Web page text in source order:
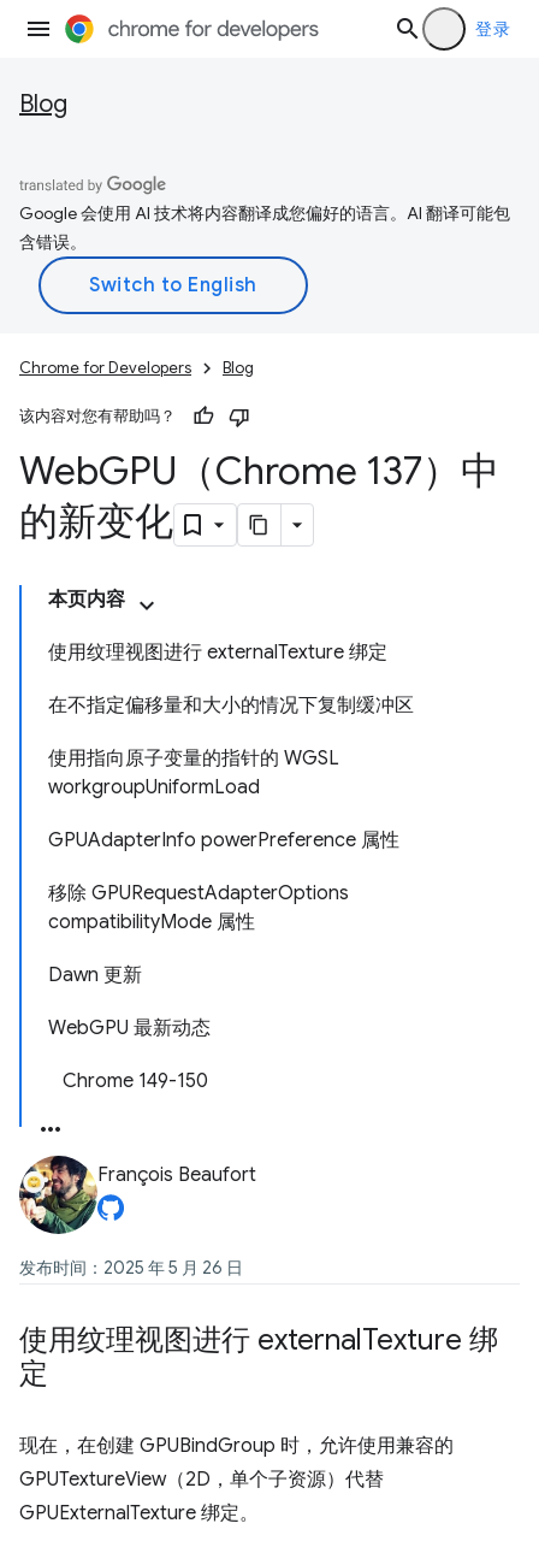
登录
Blog
Google 会使用 AI 技术将内容翻译成您偏好的语言。AI 翻译可能包
含错误。
Chrome for Developers Blog
该内容对您有帮助吗？
WebGPU（Chrome 137）中
的新变化
本页内容
使用纹理视图进行 externalTexture 绑定
在不指定偏移量和大小的情况下复制缓冲区
使用指向原子变量的指针的 WGSL
workgroupUniformLoad
GPUAdapterInfo powerPreference 属性
移除 GPURequestAdapterOptions
compatibilityMode 属性
Dawn 更新
WebGPU 最新动态
Chrome 149-150
François Beaufort
发布时间：2025 年 5 月 26 日
使用纹理视图进行 externalTexture 绑
定
现在，在创建 GPUBindGroup 时，允许使用兼容的
GPUTextureView（2D，单个子资源）代替
GPUExternalTexture 绑定。